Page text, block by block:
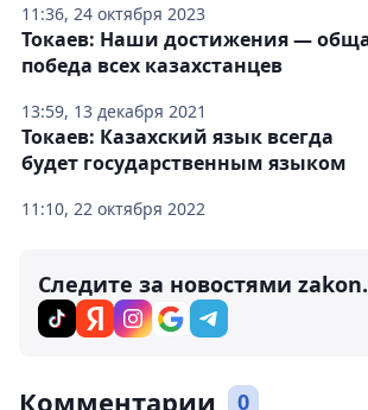
11:36, 24 октября 2023
13:59, 13 декабря 2021
Токаев: Наши достижения —
победа всех казахстанцев
11:10, 22 октября 2022
Токаев: Казахский язык всегда
будет государственным языком
Следите за новостями
Комментарии 0